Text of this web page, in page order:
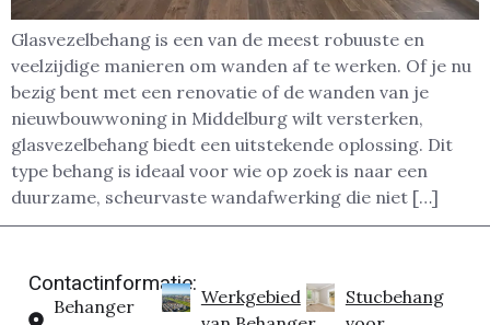
Glasvezelbehang is een van de meest robuuste en
veelzijdige manieren om wanden af te werken. Of je nu
bezig bent met een renovatie of de wanden van je
nieuwbouwwoning in Middelburg wilt versterken,
glasvezelbehang biedt een uitstekende oplossing. Dit
type behang is ideaal voor wie op zoek is naar een
duurzame, scheurvaste wandafwerking die niet […]
Contactinformatie:
Behanger
Werkgebied
Stucbehang